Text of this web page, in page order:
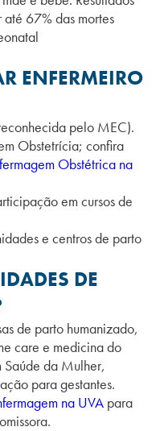
67% das mortes
ENFERMEIRO
pelo MEC).
Obstetrícia; confira
Obstétrica na
em cursos de
e centros de parto
DE
de parto humanizado,
care e medicina do
da Mulher,
para gestantes.
na UVA para